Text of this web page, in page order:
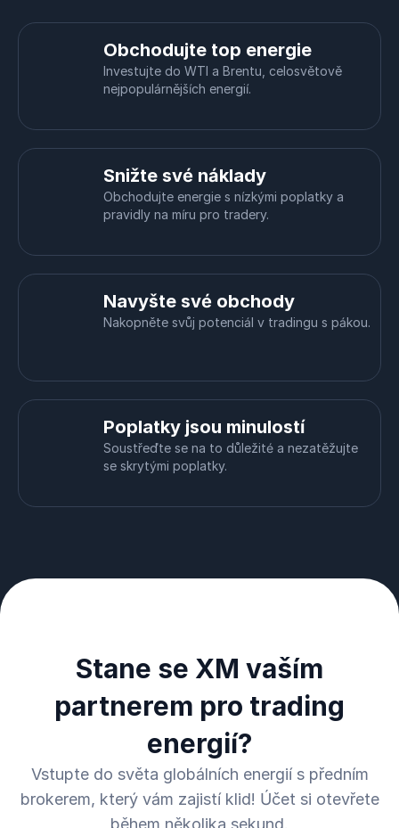
Obchodujte top energie
Investujte do WTI a Brentu, celosvětově
nejpopulárnějších energií.
Snižte své náklady
Obchodujte energie s nízkými poplatky a
pravidly na míru pro tradery.
Navyšte své obchody
Nakopněte svůj potenciál v tradingu s pákou.
Poplatky jsou minulostí
Soustřeďte se na to důležité a nezatěžujte
se skrytými poplatky.
Stane se XM vaším
partnerem pro trading
energií?
Vstupte do světa globálních energií s předním
brokerem, který vám zajistí klid! Účet si otevřete
během několika sekund.